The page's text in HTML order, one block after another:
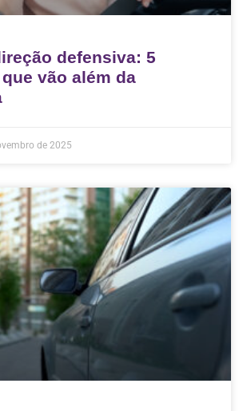
defensiva: 5
vão além da
de 2025